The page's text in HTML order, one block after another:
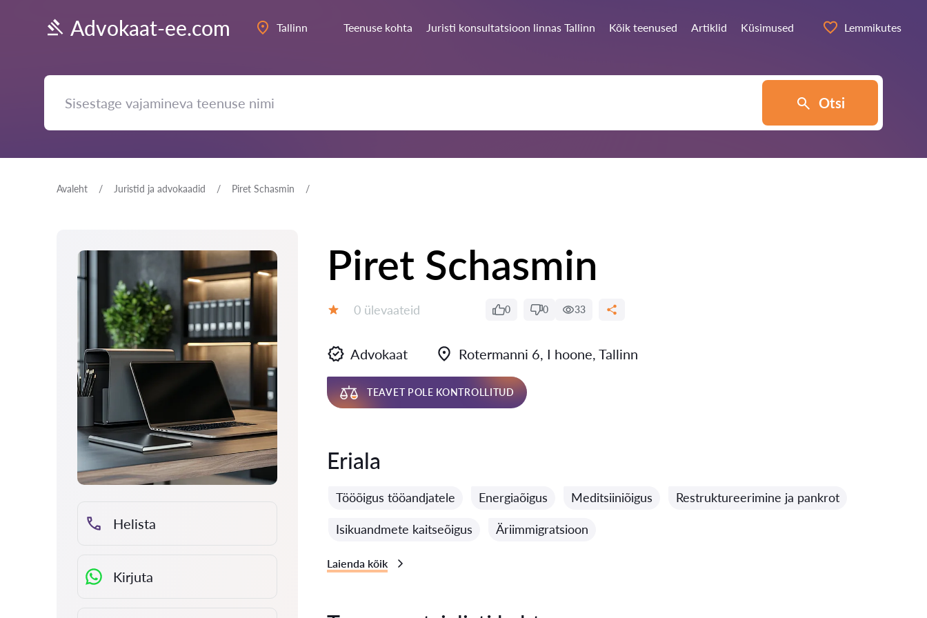
Advokaat-ee.com Tallinn Teenuse kohta Juristi konsultatsioon linnas Tallinn Kõik teenused Artiklid Küsimused Lemmikutes
Otsi
Avaleht Juristid ja advokaadid Piret Schasmin
Helista
Kirjuta
Piret Schasmin
Ülevaateid:
0 ülevaateid 0 0 33
Advokaat Rotermanni 6, I hoone, Tallinn
TEAVET POLE KONTROLLITUD
Eriala
Tööõigus tööandjatele Energiaõigus Meditsiiniõigus Restruktureerimine ja pankrot
Isikuandmete kaitseõigus Äriimmigratsioon
Laienda kõik